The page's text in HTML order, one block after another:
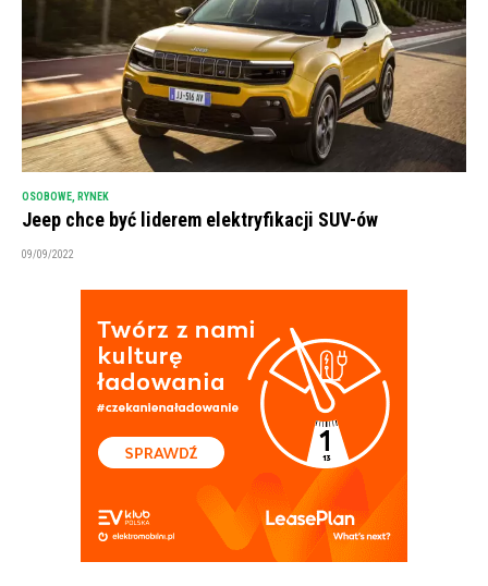
OSOBOWE RYNEK
Jeep chce być liderem elektryfikacji SUV-ów
09/09/2022